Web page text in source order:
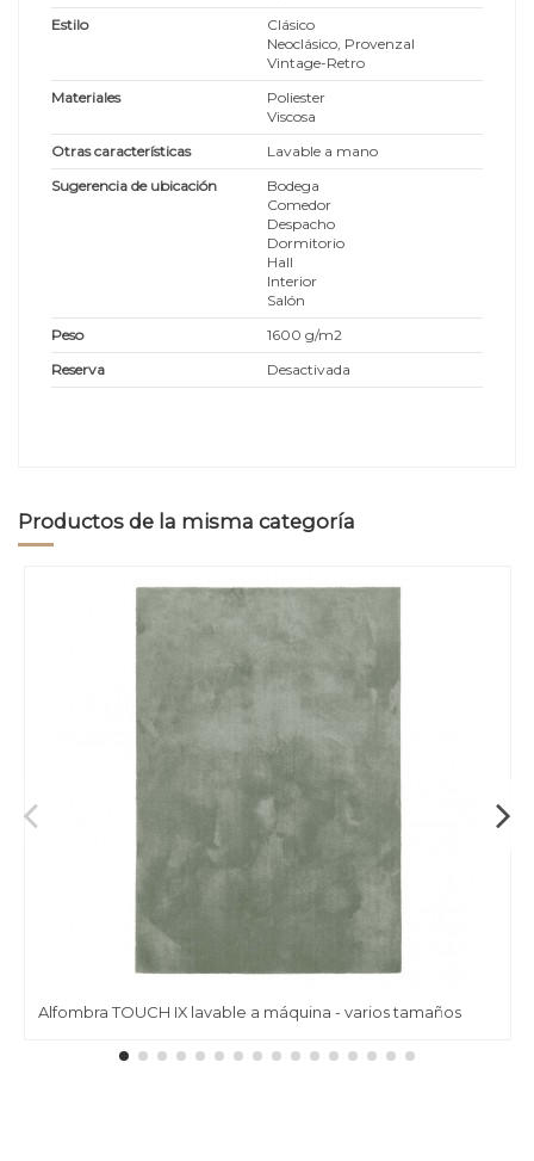
Estilo
Clásico
Neoclásico, Provenzal
Vintage-Retro
Materiales
Poliester
Viscosa
Otras características
Lavable a mano
Sugerencia de ubicación
Bodega
Comedor
Despacho
Dormitorio
Hall
Interior
Salón
Peso
1600 g/m2
Reserva
Desactivada
Productos de la misma categoría
Alfombra TOUCH IX lavable a máquina - varios tamaños